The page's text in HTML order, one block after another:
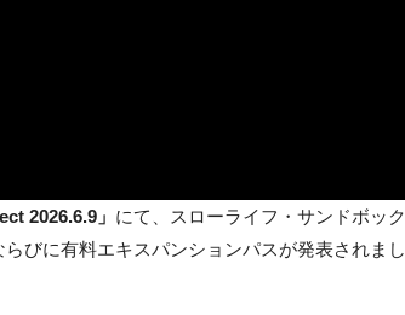
2026.6.9」 にて、スローライフ・サンドボック
びに有料エキスパンションパスが発表されまし